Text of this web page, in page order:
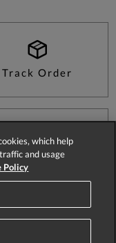
Track Order
UK Returns
die erste
which help
and usage
Policy